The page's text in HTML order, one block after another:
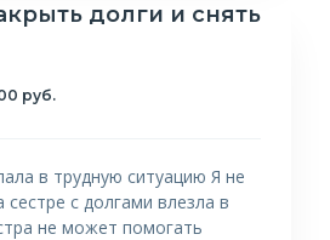
долги и снять
руб.
в трудную ситуацию Я не
с долгами влезла в
не может помогать